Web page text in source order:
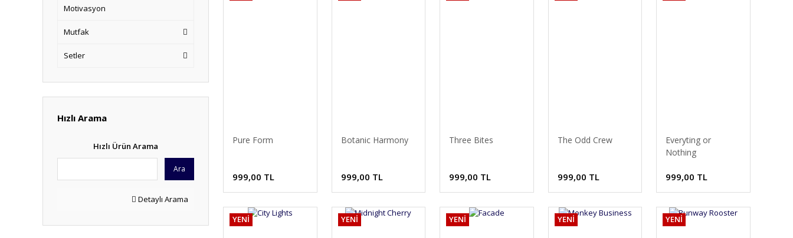
Motivasyon
Mutfak
Setler
Hızlı Arama
Hızlı Ürün Arama
Ara
Detaylı Arama
Pure Form
999,00 TL
Botanic Harmony
999,00 TL
Three Bites
999,00 TL
The Odd Crew
999,00 TL
Everyting or
Nothing
999,00 TL
YENİ YENİ YENİ YENİ YENİ